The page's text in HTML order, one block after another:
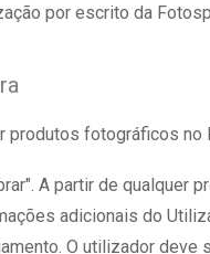
por escrito da
produtos fotográficos
A partir de qualquer
adicionais do
O utilizador